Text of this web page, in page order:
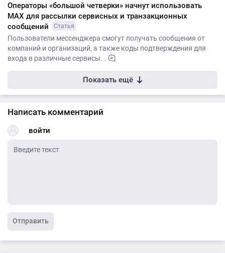
Операторы «большой четверки» начнут использовать
МАХ для рассылки сервисных и транзакционных
сообщений
Статья
Пользователи мессенджера смогут получать сообщения от
компаний и организаций, а также коды подтверждения для
входа в различные сервисы. .
Показать ещё
Написать комментарий
войти
Отправить